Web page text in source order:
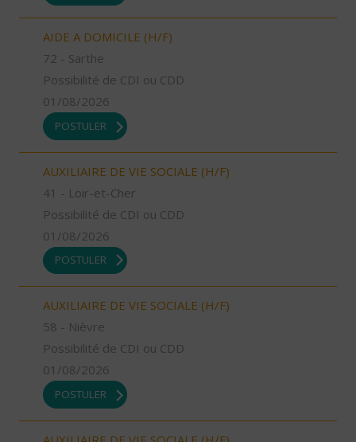
AIDE A DOMICILE (H/F)
72 - Sarthe
Possibilité de CDI ou CDD
01/08/2026
POSTULER
AUXILIAIRE DE VIE SOCIALE (H/F)
41 - Loir-et-Cher
Possibilité de CDI ou CDD
01/08/2026
POSTULER
AUXILIAIRE DE VIE SOCIALE (H/F)
58 - Nièvre
Possibilité de CDI ou CDD
01/08/2026
POSTULER